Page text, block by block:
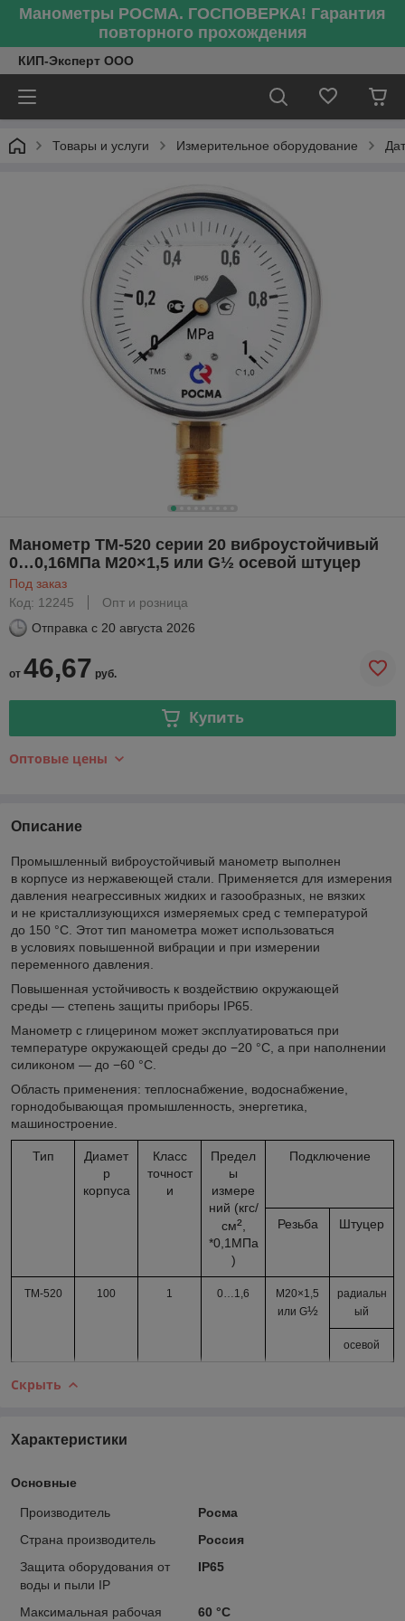
Манометры РОСМА. ГОСПОВЕРКА! Гарантия
повторного прохождения
КИП-Эксперт ООО
Товары и услуги Измерительное оборудование
Манометр ТМ-520 серии 20 виброустойчивый
0…0,16МПа М20×1,5 или G½ осевой штуцер
Под заказ
Код: 12245
Опт и розница
Отправка с 20 августа 2026
от 46,67 руб.
Купить
Оптовые цены
Описание
Промышленный виброустойчивый манометр выполнен
в корпусе из нержавеющей стали. Применяется для измерения
давления неагрессивных жидких и газообразных, не вязких
и не кристаллизующихся измеряемых сред с температурой
до 150 °C. Этот тип манометра может использоваться
в условиях повышенной вибрации и при измерении
переменного давления.
Повышенная устойчивость к воздействию окружающей
среды — степень защиты приборы IP65.
Манометр с глицерином может эксплуатироваться при
температуре окружающей среды до −20 °C, а при наполнении
силиконом — до −60 °C.
Область применения: теплоснабжение, водоснабжение,
горнодобывающая промышленность, энергетика,
машиностроение.
Тип
Диамет
р
корпуса
Класс
точност
и
Предел
ы
измере
ний (кгс/
см²,
*0,1МПа
)
Подключение
Резьба Штуцер
ТМ-520 100 1 0… 1,6
М20×1,5
или G½
радиальн
ый
осевой
Скрыть
Характеристики
Основные
Производитель
Росма
Страна производитель
Россия
Защита оборудования от
воды и пыли IP
IP65
Максимальная рабочая 60 °С